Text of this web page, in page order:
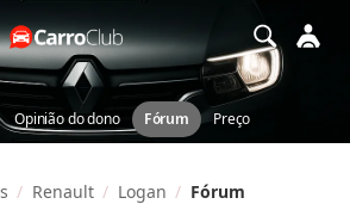
Opinião do dono Fórum Preço
Renault Logan Fórum